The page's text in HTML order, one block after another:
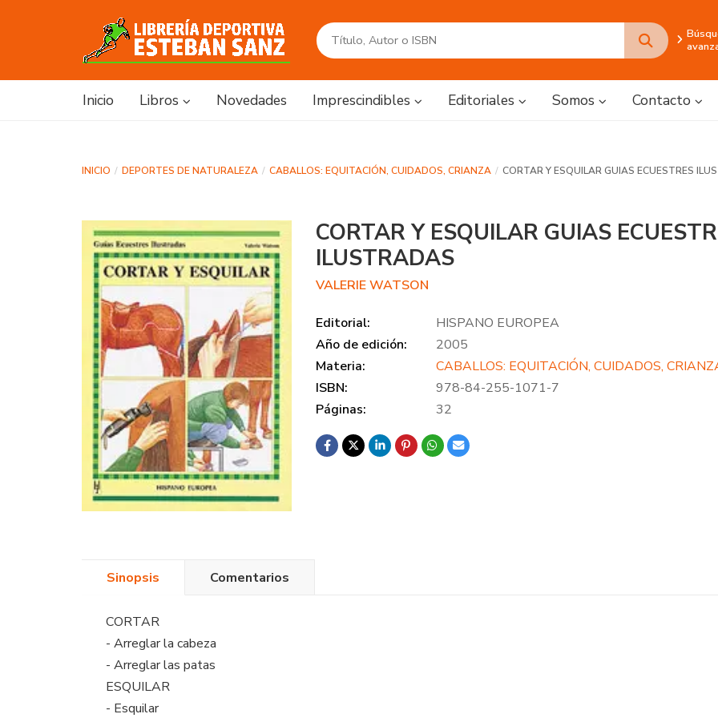
Inicio Libros Novedades Imprescindibles Editoriales Somos Contacto
INICIO DEPORTES DE NATURALEZA CABALLOS: EQUITACIÓN, CUIDADOS, CRIANZA CORTAR Y ESQUILAR GUIAS ECUESTRES
CORTAR Y ESQUILAR GUIAS
ILUSTRADAS
VALERIE WATSON
Editorial:
HISPANO EUROPEA
Año de edición:
2005
Materia:
CABALLOS: EQUITACIÓN, CUIDADOS,
ISBN:
978-84-255-1071-7
Páginas:
32
Sinopsis Comentarios
CORTAR
- Arreglar la cabeza
- Arreglar las patas
ESQUILAR
- Esquilar